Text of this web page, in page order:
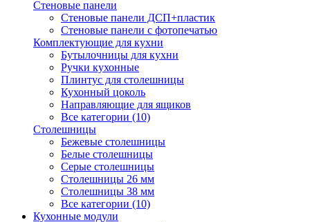
Стеновые панели
Стеновые панели ДСП+пластик
Стеновые панели с фотопечатью
Комплектующие для кухни
Бутылочницы для кухни
Ручки кухонные
Плинтус для столешницы
Кухонный цоколь
Направляющие для ящиков
Все категории (10)
Столешницы
Бежевые столешницы
Белые столешницы
Серые столешницы
Столешницы 26 мм
Столешницы 38 мм
Все категории (10)
Кухонные модули